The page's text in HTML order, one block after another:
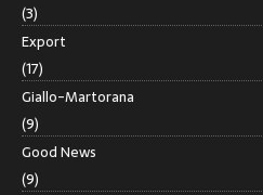
(3)
Export
(17)
Giallo-Martorana
(9)
Good News
(9)